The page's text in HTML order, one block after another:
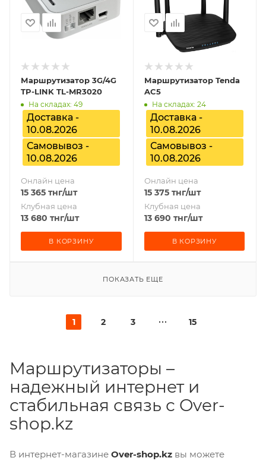
Маршрутизатор 3G/4G
TP-LINK TL-MR3020
На складах: 49
Доставка -
10.08.2026
Самовывоз -
10.08.2026
Онлайн цена
15 365 тнг/шт
Клубная цена
13 680 тнг/шт
В КОРЗИНУ
Маршрутизатор Tenda
AC5
На складах: 24
Доставка -
10.08.2026
Самовывоз -
10.08.2026
Онлайн цена
15 375тнг/шт
Клубная цена
13 690 тнг/шт
В КОРЗИНУ
ПОКАЗАТЬ ЕЩЕ
1 2 3 15
Маршрутизаторы –
надежный интернет и
стабильная связь с Over-
shop.kz
В интернет-магазине Over-shop.kz вы можете